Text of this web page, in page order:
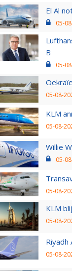
El Al
05-
B
05-
05-08-
KLM
05-08-
Willie
05-
05-08-
KLM
05-08-
05-08-